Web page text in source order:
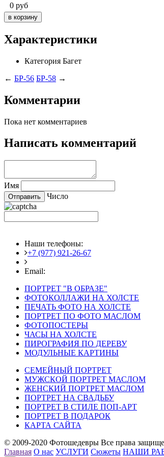
0 руб
Характеристики
Категория Багет
← БР-56 БР-58 →
Комментарии
Пока нет комментариев
Написать комментарий
Имя
Число
Наши телефоны:
+7 (977) 921-26-67
Email:
ПОРТРЕТ "В ОБРАЗЕ"
ФОТОКОЛЛАЖИ НА ХОЛСТЕ
ПЕЧАТЬ ФОТО НА ХОЛСТЕ
ПОРТРЕТ ПО ФОТО МАСЛОМ
ФОТОПОСТЕРЫ
ЧАСЫ НА ХОЛСТЕ
ПИРОГРАФИЯ ПО ДЕРЕВУ
МОДУЛЬНЫЕ КАРТИНЫ
СЕМЕЙНЫЙ ПОРТРЕТ
МУЖСКОЙ ПОРТРЕТ МАСЛОМ
ЖЕНСКИЙ ПОРТРЕТ МАСЛОМ
ПОРТРЕТ НА СВАДЬБУ
ПОРТРЕТ В СТИЛЕ ПОП-АРТ
ПОРТРЕТ В ПОДАРОК
КАРТА САЙТА
© 2009-2020 Фотошедевры Все права
Главная О нас УСЛУГИ Сюжеты НАШИ